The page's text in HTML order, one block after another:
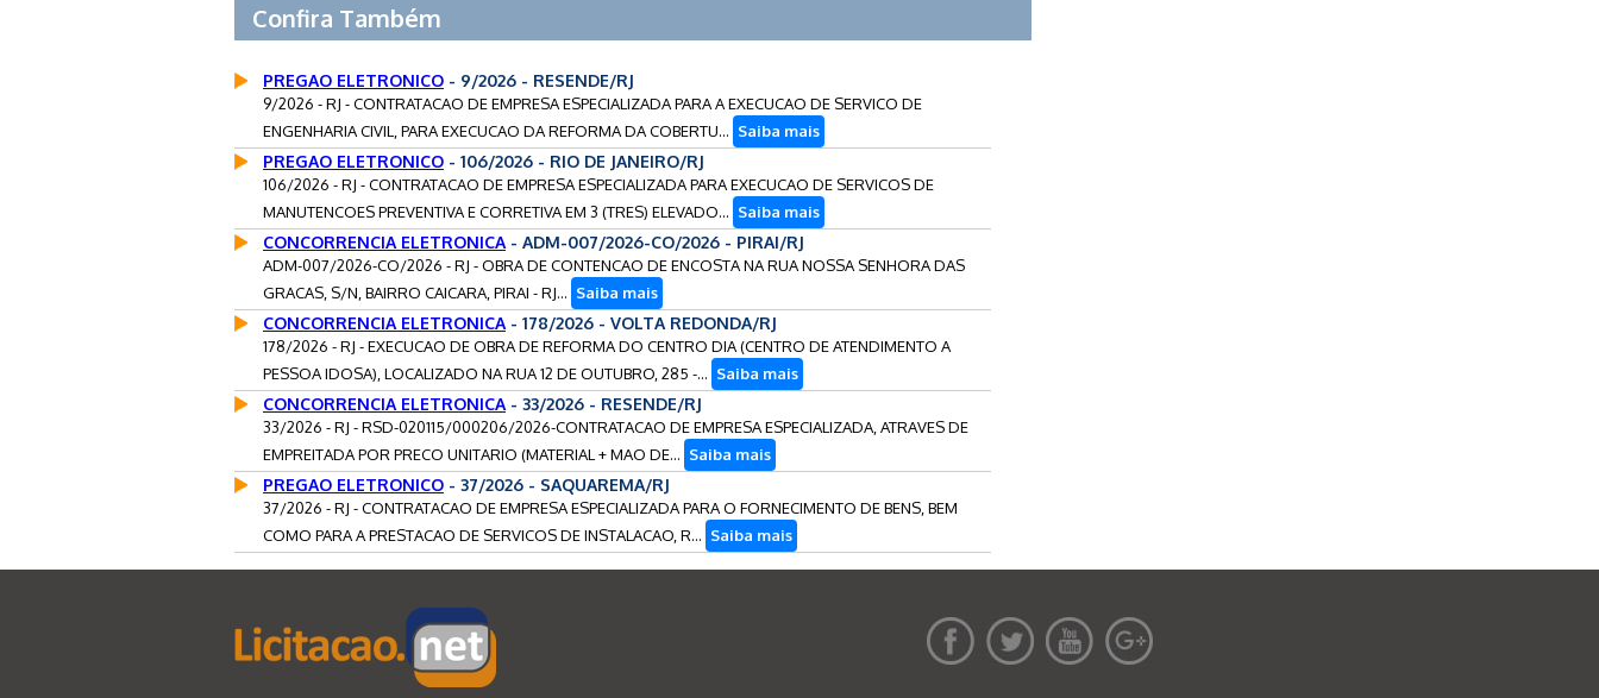
Confira Também
PREGAO ELETRONICO - 9/2026 - RESENDE/RJ
9/2026 - RJ - CONTRATACAO DE EMPRESA ESPECIALIZADA PARA A EXECUCAO DE SERVICO DE
ENGENHARIA CIVIL, PARA EXECUCAO DA REFORMA DA COBERTU... Saiba mais
PREGAO ELETRONICO - 106/2026 - RIO DE JANEIRO/RJ
106/2026 - RJ - CONTRATACAO DE EMPRESA ESPECIALIZADA PARA EXECUCAO DE SERVICOS DE
MANUTENCOES PREVENTIVA E CORRETIVA EM 3 (TRES) ELEVADO... Saiba mais
CONCORRENCIA ELETRONICA - ADM-007/2026-CO/2026 - PIRAI/RJ
ADM-007/2026-CO/2026 - RJ - OBRA DE CONTENCAO DE ENCOSTA NA RUA NOSSA SENHORA DAS
GRACAS, S/N, BAIRRO CAICARA, PIRAI - RJ... Saiba mais
CONCORRENCIA ELETRONICA - 178/2026 - VOLTA REDONDA/RJ
178/2026 - RJ - EXECUCAO DE OBRA DE REFORMA DO CENTRO DIA (CENTRO DE ATENDIMENTO A
PESSOA IDOSA), LOCALIZADO NA RUA 12 DE OUTUBRO, 285 -... Saiba mais
CONCORRENCIA ELETRONICA - 33/2026 - RESENDE/RJ
33/2026 - RJ - RSD-020115/000206/2026-CONTRATACAO DE EMPRESA ESPECIALIZADA, ATRAVES DE
EMPREITADA POR PRECO UNITARIO (MATERIAL + MAO DE... Saiba mais
PREGAO ELETRONICO - 37/2026 - SAQUAREMA/RJ
37/2026 - RJ - CONTRATACAO DE EMPRESA ESPECIALIZADA PARA O FORNECIMENTO DE BENS, BEM
COMO PARA A PRESTACAO DE SERVICOS DE INSTALACAO, R... Saiba mais